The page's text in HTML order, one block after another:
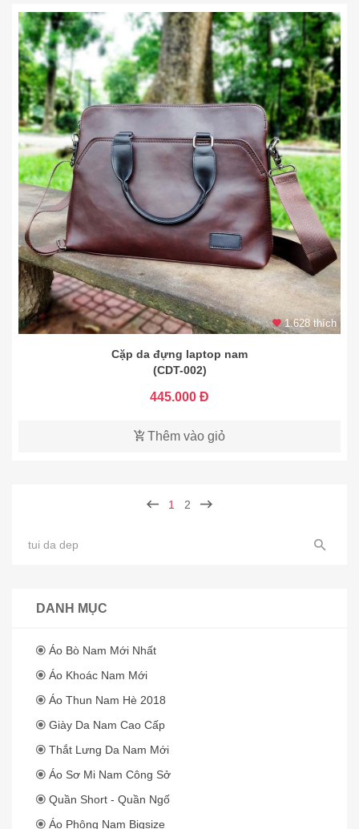
1.628 thích
Cặp da đựng laptop nam
(CDT-002)
445.000 Đ
Thêm vào giỏ
1 2
DANH MỤC
Áo Bò Nam Mới Nhất
Áo Khoác Nam Mới
Áo Thun Nam Hè 2018
Giày Da Nam Cao Cấp
Thắt Lưng Da Nam Mới
Áo Sơ Mi Nam Công Sở
Quần Short - Quần Ngố
Áo Phông Nam Bigsize